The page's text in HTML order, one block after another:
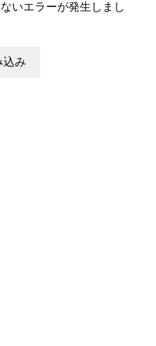
いエラーが発生しまし
込み